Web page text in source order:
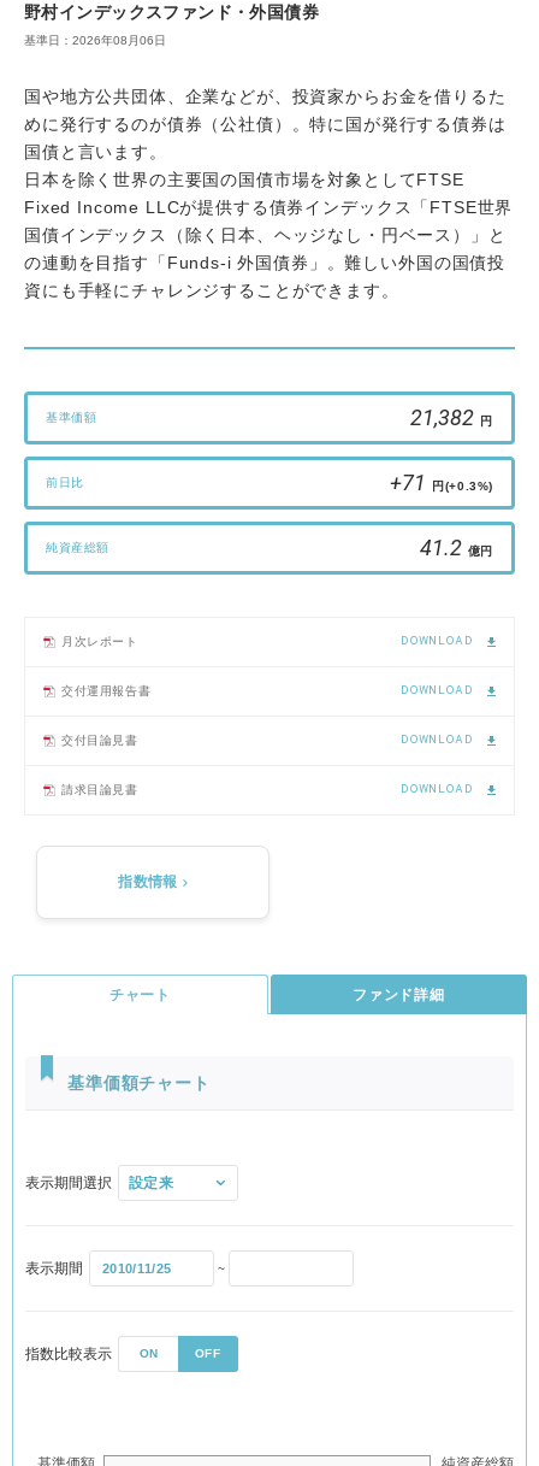
野村インデックスファンド・外国債券
基準日：2026年08月06日
国や地方公共団体、企業などが、投資家からお金を借りるた
めに発行するのが債券（公社債）。特に国が発行する債券は
国債と言います。
日本を除く世界の主要国の国債市場を対象としてFTSE
Fixed Income LLCが提供する債券インデックス「FTSE世界
国債インデックス（除く日本、ヘッジなし・円ベース）」と
の連動を目指す「Funds-i 外国債券」。難しい外国の国債投
資にも手軽にチャレンジすることができます。
基準価額 21,382 円
前日比 +71 円 (+0.3%)
純資産総額 41.2 億円
月次レポート DOWNLOAD
交付運用報告書 DOWNLOAD
交付目論見書 DOWNLOAD
請求目論見書 DOWNLOAD
指数情報
チャート ファンド詳細
基準価額チャート
表示期間選択
表示期間 ~
指数比較表示 ON OFF
の中長期的な動きを概ね捉える投資成果を目指して運用を行ないま
す。
主要投資対象
外国の公社債を実質的な主要投資対象※とします。